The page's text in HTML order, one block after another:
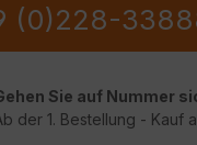
(0)228-
Sie auf Nummer
der 1. Bestellung - Kauf